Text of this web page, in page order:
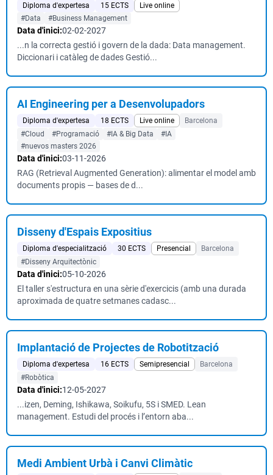
Diploma d'expertesa 15 ECTS
Live online
#Data
#Business Management
Data d'inici:02-02-2027
...n la correcta gestió i govern de la dada: Data management.
Diccionari i catàleg de dades Gestió...
AI Engineering per a Desenvolupadors
Diploma d'expertesa 18 ECTS Live online
Barcelona
#Cloud
#Programació #IA & Big Data
#IA
#nuevos masters 2026
Data d'inici:03-11-2026
RAG (Retrieval Augmented Generation): alimentar el model amb
documents propis — bases de d...
Disseny d'Espais Expositius
Diploma d'especialització 30 ECTS Presencial
Barcelona
#Disseny Arquitectònic
Data d'inici:05-10-2026
El taller s'estructura en una sèrie d'exercicis (amb una durada
aproximada de quatre setmanes cadasc...
Implantació de Projectes de Robotització
Diploma d'expertesa 16 ECTS Semipresencial
Barcelona
#Robòtica
Data d'inici:12-05-2027
...izen, Deming, Ishikawa, Soikufu, 5S i SMED. Lean
management. Estudi del procés i l’entorn aba...
Medi Ambient Urbà i Canvi Climàtic